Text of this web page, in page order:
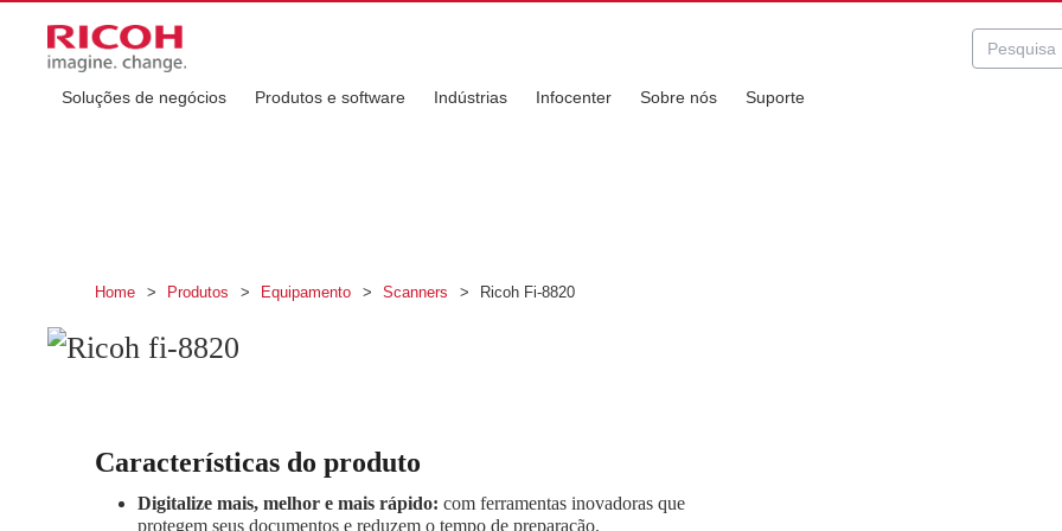
Soluções de negócios Produtos e software Indústrias Infocenter Sobre nós Suporte
Home > Produtos > Equipamento > Scanners > Ricoh Fi-8820
Características do produto
Digitalize mais, melhor e mais rápido: com ferramentas inovadoras que
protegem seus documentos e reduzem o tempo de preparação.